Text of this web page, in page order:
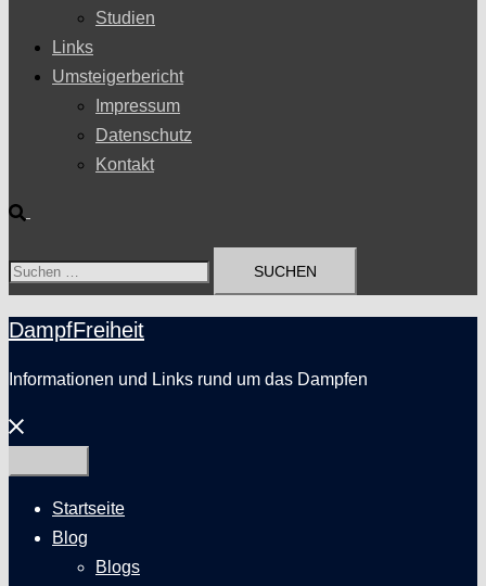
Studien
Links
Umsteigerbericht
Impressum
Datenschutz
Kontakt
Suche
Suchen
DampfFreiheit
Informationen und Links rund um das Dampfen
Menü
schließen
Startseite
Blog
Blogs